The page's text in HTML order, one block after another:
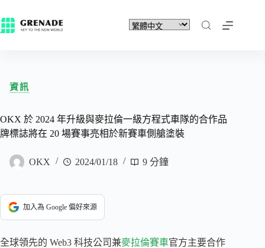
資訊
OKX 於 2024 年升級與麥拉倫一級方程式車隊的合作品
牌標誌將在 20 場賽事亮相於新賽車側艙塗裝
OKX 2024/01/18 9 分鐘
加入為 Google 偏好來源
全球領先的 Web3 科技公司兼麥拉倫賽車官方主要合作